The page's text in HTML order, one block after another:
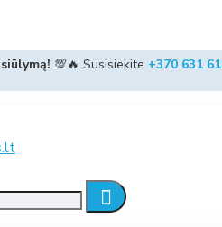
💯🔥 Susisiekite +370 631